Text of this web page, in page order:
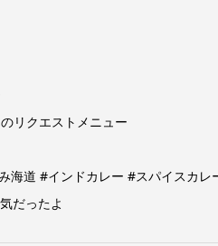
リクエストメニュー
海道 #インドカレー #スパイスカ
だったよ